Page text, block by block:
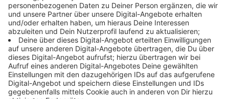
Jogis Sprachnachricht: "Bayern Tripple"